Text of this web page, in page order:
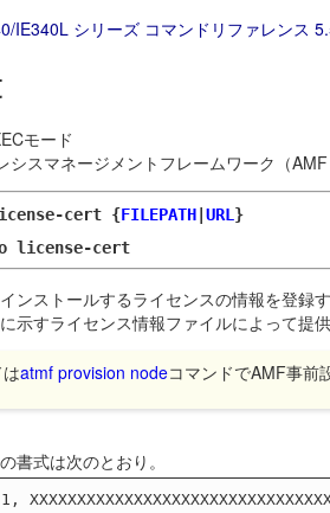
IE340L シリーズ コマンドリファレンス
モード
シスマネージメントフレームワーク（
cert {FILEPATH URL }
license-cert
ンストールするライセンスの情報を登録
示すライセンス情報ファイルによって提
atmf provision nodeコマンドでAMF事前
書式は次のとおり。